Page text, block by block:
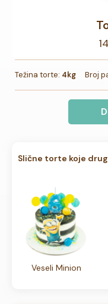
Težina torte: 4kg Broj
Slične torte koje
Veseli Minion